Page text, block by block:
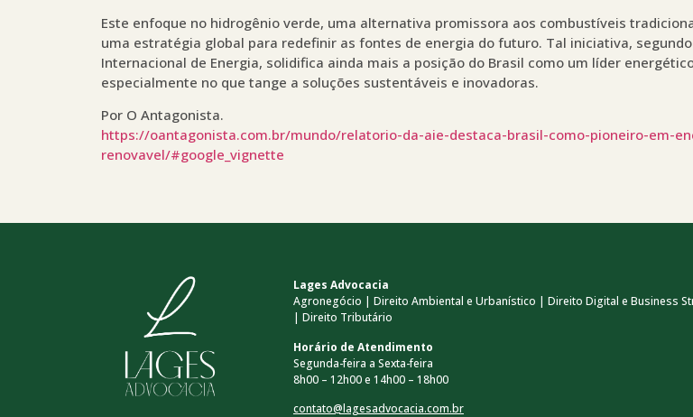
Este enfoque no hidrogênio verde, uma alternativa promissora aos combustíveis
uma estratégia global para redefinir as fontes de energia do futuro. Tal iniciativa,
Internacional de Energia, solidifica ainda mais a posição do Brasil como um líder
especialmente no que tange a soluções sustentáveis e inovadoras.
Por O Antagonista.
https://oantagonista.com.br/mundo/relatorio-da-aie-destaca-brasil-como-pioneiro-em-
renovavel/#google_vignette
Lages Advocacia
Agronegócio | Direito Ambiental e Urbanístico | Direito Digital e Business
| Direito Tributário
Horário de Atendimento
Segunda-feira a Sexta-feira
8h00 – 12h00 e 14h00 – 18h00
contato@lagesadvocacia.com.br